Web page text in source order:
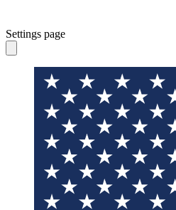
Settings page